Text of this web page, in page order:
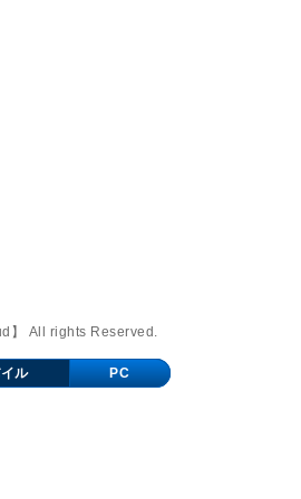
】 All rights Reserved.
ル PC